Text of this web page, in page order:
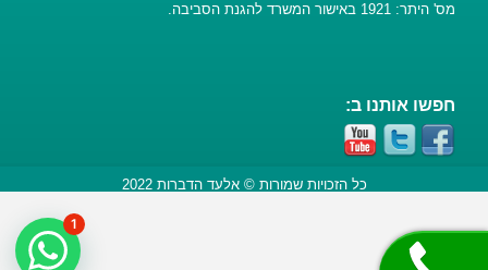
מס' היתר: 1921 באישור המשרד להגנת הסביבה.
חפשו אותנו ב:
כל הזכויות שמורות © אלעד הדברות 2022
1